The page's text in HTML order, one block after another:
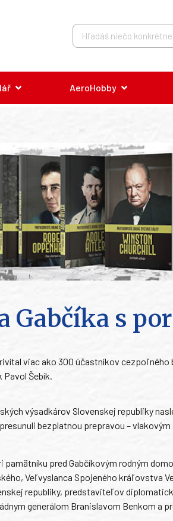
AeroHobby
Gabčíka s
viac ako 300 účastníkov
Pavol Šebík.
výsadkárov Slovenskej republiky
bezplatnou prepravou –
pred Gabčíkovým rodným
Veľvyslanca Spojeného kráľovstva
republiky, predstaviteľov
generálom Branislavom Benkom